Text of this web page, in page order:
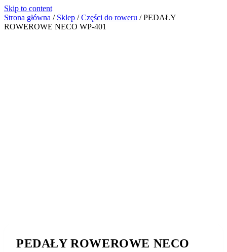
Skip to content
Strona główna / Sklep / Części do roweru / PEDAŁY
ROWEROWE NECO WP-401
PEDAŁY ROWEROWE NECO